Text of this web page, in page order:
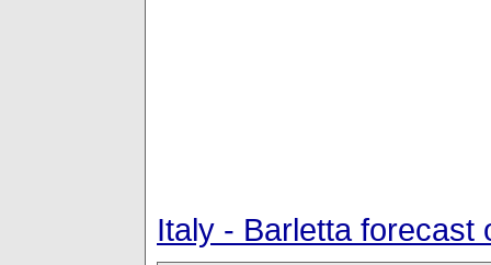
Italy - Barletta forecast